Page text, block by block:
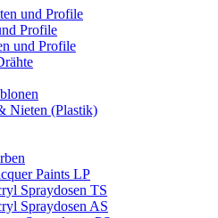
und Profile
Profile
und Profile
Nieten (Plastik)
Paints LP
Spraydosen TS
Spraydosen AS